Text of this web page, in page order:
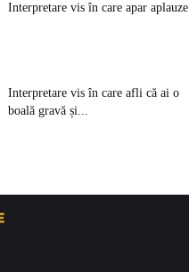
Interpretare vis în care apar aplauze
Interpretare vis în care afli că ai o
boală gravă și...